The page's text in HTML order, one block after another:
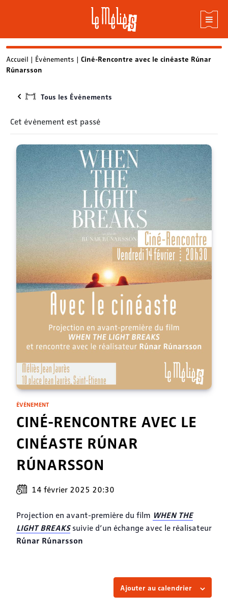
Skip
to
Accueil | Évènements | Ciné-Rencontre avec le cinéaste Rúnar
Rúnarsson
Tous les Évènements
Cet évènement est passé
ÉVÈNEMENT
CINÉ-RENCONTRE AVEC LE
CINÉASTE RÚNAR
RÚNARSSON
14 février 2025 20:30
Projection en avant-première du film WHEN THE
LIGHT BREAKSsuivie d’un échange avec le réalisateur
Rúnar Rúnarsson
Ajouter au calendrier